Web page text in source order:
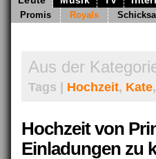
Promis Royals
Aus der
Tags | Hochzeit, Kate,
Hochzeit von
Einladungen zu